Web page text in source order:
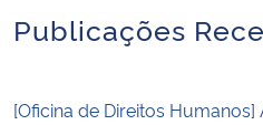
Publicações
[Oficina de Direitos